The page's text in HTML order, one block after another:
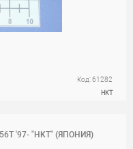
Код: 61282
HKT
'97- "HKT" (ЯПОНИЯ)